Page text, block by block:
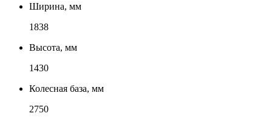
Ширина, мм
1838
Высота, мм
1430
Колесная база, мм
2750